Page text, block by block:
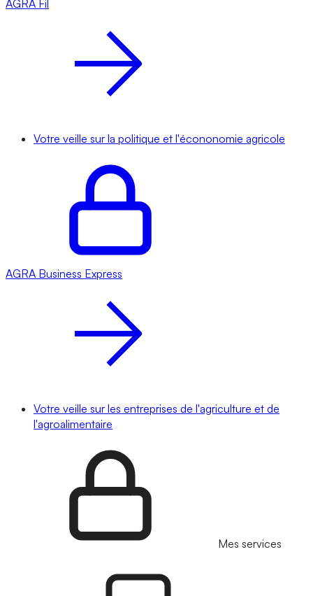
AGRA Fil
Votre veille sur la politique et l'écononomie agricole
AGRA Business Express
Votre veille sur les entreprises de l'agriculture et de
l'agroalimentaire
Mes services